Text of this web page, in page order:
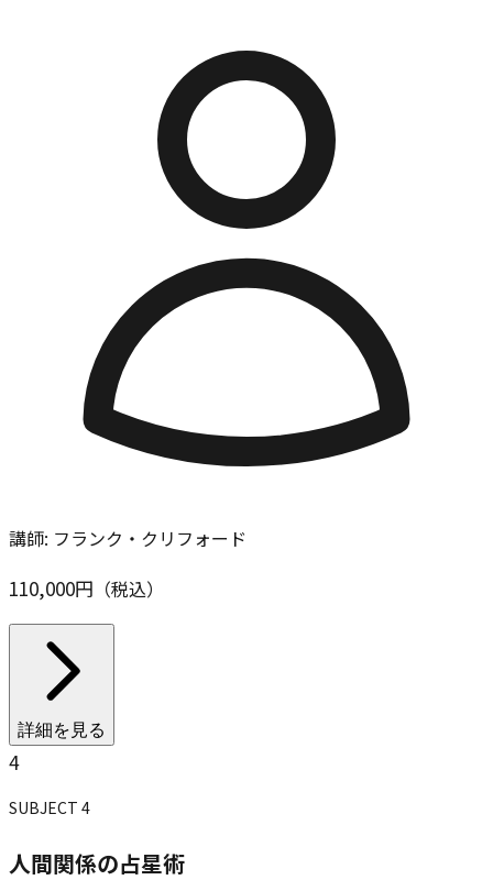
講師: フランク・クリフォード
110,000円 （税込）
詳細を見る
4
SUBJECT 4
人間関係の占星術